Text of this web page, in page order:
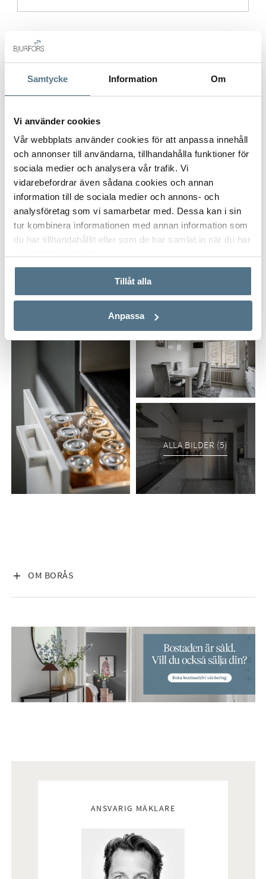
Samtycke Information Om
Vi använder cookies
Vår webbplats använder cookies för att anpassa innehåll
och annonser till användarna, tillhandahålla funktioner för
sociala medier och analysera vår trafik. Vi
vidarebefordrar även sådana cookies och annan
information till de sociala medier och annons- och
analysföretag som vi samarbetar med. Dessa kan i sin
tur kombinera informationen med annan information som
du har tillhandahållit eller som de har samlat in när du har
Tillåt alla
Anpassa
Postnummer*
Ange ditt postnummer (5 siffror utan mellanslag)
ALLA BILDER (5)
OM BORÅS
VISA INNEHÅLL
ANSVARIG MÄKLARE